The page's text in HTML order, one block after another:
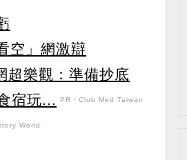
空」網激辯
超樂觀：準備抄底
宿玩...
PR・Club Med Taiwan
World